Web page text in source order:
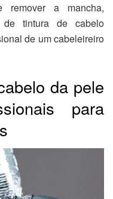
remover a mancha,
de tintura de cabelo
de um cabeleireiro
da pele
para